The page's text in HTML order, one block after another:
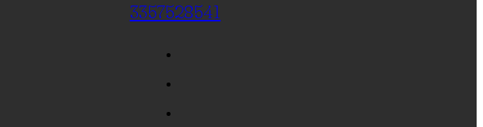
3357528541